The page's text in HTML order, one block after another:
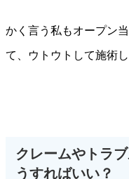
かく言う私もオープン
て、ウトウトして施術
クレームやトラ
うすればいい？